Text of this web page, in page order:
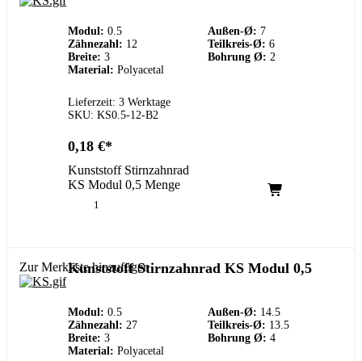
Modul: 0.5 Außen-Ø: 7
Zähnezahl: 12 Teilkreis-Ø: 6
Breite: 3 Bohrung Ø: 2
Material: Polyacetal
Lieferzeit: 3 Werktage
SKU: KS0.5-12-B2
0,18 €
Kunststoff Stirnzahnrad
KS Modul 0,5 Menge
Zur Merkliste hinzufügen
Kunststoff Stirnzahnrad KS Modul 0,5
Modul: 0.5 Außen-Ø: 14.5
Zähnezahl: 27 Teilkreis-Ø: 13.5
Breite: 3 Bohrung Ø: 4
Material: Polyacetal